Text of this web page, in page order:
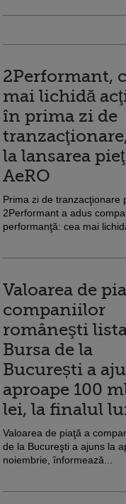
2Performant,
mai lichidă
în prima zi de
la lansarea
AeRO
Prima zi de tranzacţionare
2Performant a adus
performanţă: cea mai
Valoarea de
companiilor
româneşti
Bursa de la
București a
aproape 100
lei, la finalul
Valoarea de piaţă a
de la Bucureşti a ajuns la
noiembrie, înformează...